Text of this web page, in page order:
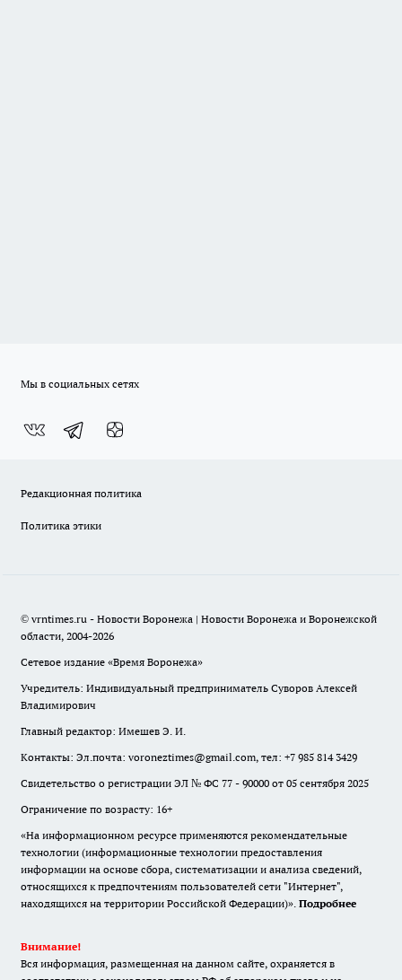
Мы в социальных сетях
Редакционная политика
Политика этики
© vrntimes.ru - Новости Воронежа | Новости Воронежа и Воронежской
области, 2004-2026
Сетевое издание «Время Воронежа»
Учредитель: Индивидуальный предприниматель Суворов Алексей
Владимирович
Главный редактор: Имешев Э. И.
Контакты: Эл.почта: voroneztimes@gmail.com, тел: +7 985 814 3429
Свидетельство о регистрации ЭЛ № ФС 77 - 90000 от 05 сентября 2025
Ограничение по возрасту: 16+
«На информационном ресурсе применяются рекомендательные
технологии (информационные технологии предоставления
информации на основе сбора, систематизации и анализа сведений,
относящихся к предпочтениям пользователей сети "Интернет",
находящихся на территории Российской Федерации)». Подробнее
Внимание!
Вся информация, размещенная на данном сайте, охраняется в